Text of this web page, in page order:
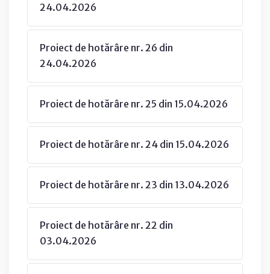
24.04.2026
Proiect de hotărâre nr. 26 din
24.04.2026
Proiect de hotărâre nr. 25 din 15.04.2026
Proiect de hotărâre nr. 24 din 15.04.2026
Proiect de hotărâre nr. 23 din 13.04.2026
Proiect de hotărâre nr. 22 din
03.04.2026